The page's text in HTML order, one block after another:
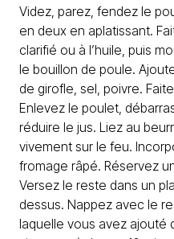
Videz, parez, fendez le
en deux en aplatissant.
clarifié ou à l’huile, puis
le bouillon de poule.
de girofle, sel, poivre.
Enlevez le poulet,
réduire le jus. Liez au
vivement sur le feu.
fromage râpé. Réservez
Versez le reste dans un
dessus. Nappez avec le
laquelle vous avez ajouté